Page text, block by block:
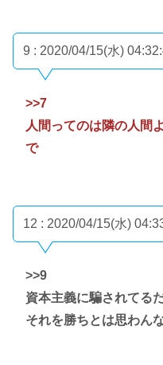
9 : 2020/04/15(水)
>>7
人間ってのは隣の人間
で
12 : 2020/04/15(水)
>>9
資本主義に騙されてる
それを勝ちとは思わん